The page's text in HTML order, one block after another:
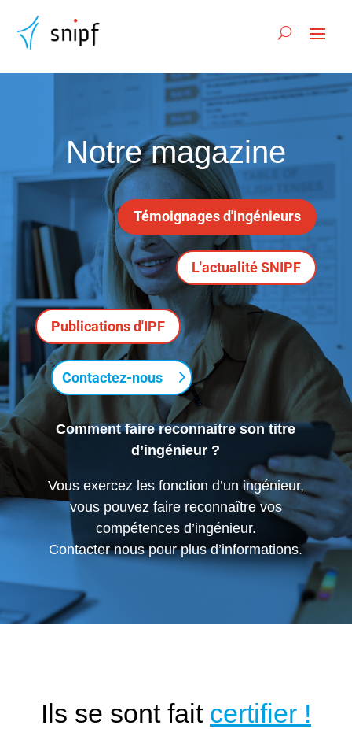
Notre magazine
Témoignages d'ingénieurs
L'actualité SNIPF
Publications d'IPF
Contactez-nous
Comment faire reconnaitre son titre
d’ingénieur ?
Vous exercez les fonction d’un ingénieur,
vous pouvez faire reconnaître vos
compétences d’ingénieur.
Contacter nous pour plus d’informations.
Ils se sont fait certifier !